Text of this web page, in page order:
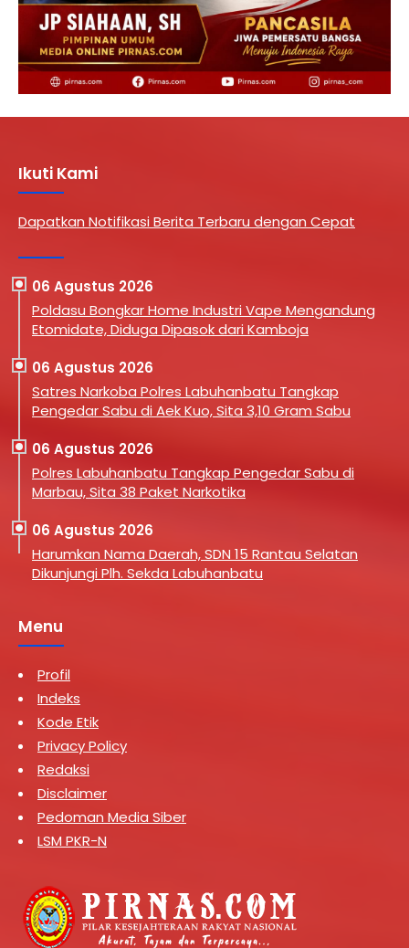
Ikuti Kami
Dapatkan Notifikasi Berita Terbaru dengan Cepat
06 Agustus 2026
Poldasu Bongkar Home Industri Vape Mengandung
Etomidate, Diduga Dipasok dari Kamboja
06 Agustus 2026
Satres Narkoba Polres Labuhanbatu Tangkap
Pengedar Sabu di Aek Kuo, Sita 3,10 Gram Sabu
06 Agustus 2026
Polres Labuhanbatu Tangkap Pengedar Sabu di
Marbau, Sita 38 Paket Narkotika
06 Agustus 2026
Harumkan Nama Daerah, SDN 15 Rantau Selatan
Dikunjungi Plh. Sekda Labuhanbatu
Menu
Profil
Indeks
Kode Etik
Privacy Policy
Redaksi
Disclaimer
Pedoman Media Siber
LSM PKR-N